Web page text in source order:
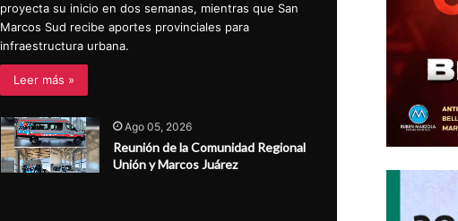
proyecta su inicio en dos semanas, mientras que San
Marcos Sud recibe aportes provinciales para
infraestructura urbana.
Leer más »
Ago 05, 2026
Reunión de la Comunidad Regional
Unión y Marcos Juárez